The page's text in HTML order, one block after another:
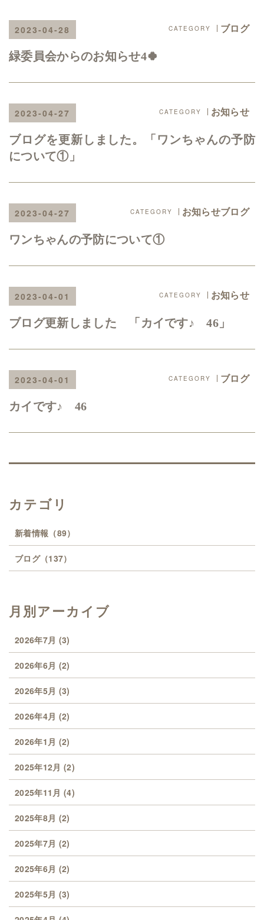
ブログ
2023-04-28
緑委員会からのお知らせ4🍀
お知らせ
2023-04-27
ブログを更新しました。「ワンちゃんの予防
について①」
お知らせブログ
2023-04-27
ワンちゃんの予防について①
お知らせ
2023-04-01
ブログ更新しました 「カイです♪ 46」
ブログ
2023-04-01
カイです♪ 46
カテゴリ
新着情報 （89）
ブログ（137）
月別アーカイブ
2026年7月 (3)
2026年6月 (2)
2026年5月 (3)
2026年4月 (2)
2026年1月 (2)
2025年12月 (2)
2025年11月 (4)
2025年8月 (2)
2025年7月 (2)
2025年6月 (2)
2025年5月 (3)